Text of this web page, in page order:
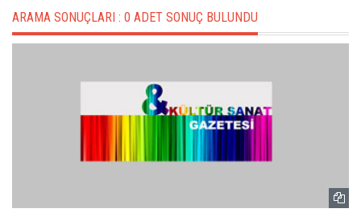
ARAMA SONUÇLARI : 0 ADET SONUÇ BULUNDU